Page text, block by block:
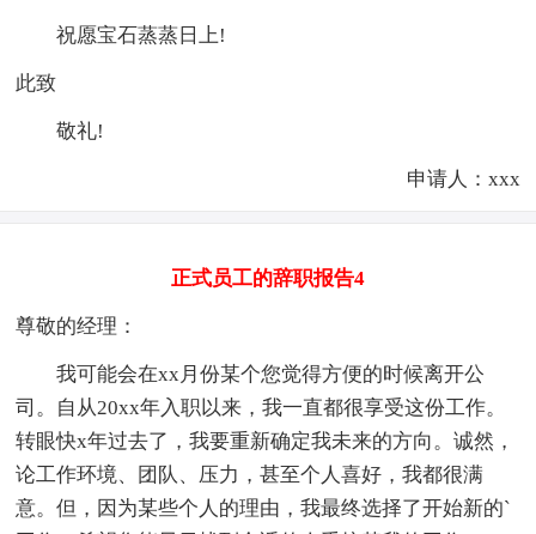
祝愿宝石蒸蒸日上!
此致
敬礼!
申请人：xxx
正式员工的辞职报告4
尊敬的经理：
我可能会在xx月份某个您觉得方便的时候离开公
司。自从20xx年入职以来，我一直都很享受这份工作。
转眼快x年过去了，我要重新确定我未来的方向。诚然，
论工作环境、团队、压力，甚至个人喜好，我都很满
意。但，因为某些个人的理由，我最终选择了开始新的`